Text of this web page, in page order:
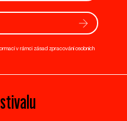
v rámci zásad zpracování osobních